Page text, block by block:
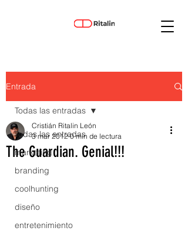
Entrada
Todas las entradas
marketing
branding
coolhunting
diseño
entretenimiento
Todas las entradas
The Guardian. Genial!!!
Cristián Ritalin León
3 mar 2012 0 min de lectura